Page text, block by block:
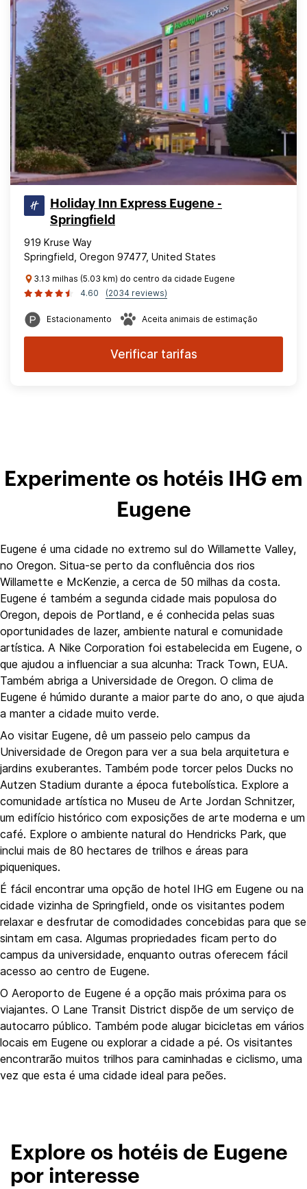
Holiday Inn Express Eugene -
Springfield
919 Kruse Way
Springfield, Oregon 97477, United States
3.13 milhas (5.03 km) do centro da cidade Eugene
4.60
(2034 reviews)
Estacionamento Aceita animais de estimação
Verificar tarifas
Experimente os hotéis IHG em
Eugene
Eugene é uma cidade no extremo sul do Willamette Valley,
no Oregon. Situa-se perto da confluência dos rios
Willamette e McKenzie, a cerca de 50 milhas da costa.
Eugene é também a segunda cidade mais populosa do
Oregon, depois de Portland, e é conhecida pelas suas
oportunidades de lazer, ambiente natural e comunidade
artística. A Nike Corporation foi estabelecida em Eugene, o
que ajudou a influenciar a sua alcunha: Track Town, EUA.
Também abriga a Universidade de Oregon. O clima de
Eugene é húmido durante a maior parte do ano, o que ajuda
a manter a cidade muito verde.
Ao visitar Eugene, dê um passeio pelo campus da
Universidade de Oregon para ver a sua bela arquitetura e
jardins exuberantes. Também pode torcer pelos Ducks no
Autzen Stadium durante a época futebolística. Explore a
comunidade artística no Museu de Arte Jordan Schnitzer,
um edifício histórico com exposições de arte moderna e um
café. Explore o ambiente natural do Hendricks Park, que
inclui mais de 80 hectares de trilhos e áreas para
piqueniques.
É fácil encontrar uma opção de hotel IHG em Eugene ou na
cidade vizinha de Springfield, onde os visitantes podem
relaxar e desfrutar de comodidades concebidas para que se
sintam em casa. Algumas propriedades ficam perto do
campus da universidade, enquanto outras oferecem fácil
acesso ao centro de Eugene.
O Aeroporto de Eugene é a opção mais próxima para os
viajantes. O Lane Transit District dispõe de um serviço de
autocarro público. Também pode alugar bicicletas em vários
locais em Eugene ou explorar a cidade a pé. Os visitantes
encontrarão muitos trilhos para caminhadas e ciclismo, uma
vez que esta é uma cidade ideal para peões.
Explore os hotéis de Eugene
por interesse